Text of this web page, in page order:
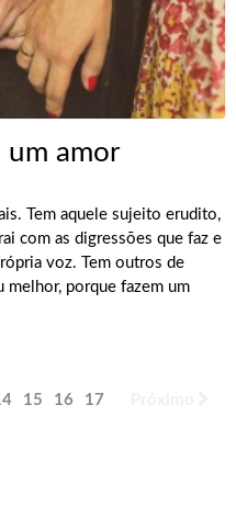
um amor
Tem aquele sujeito erudito,
com as digressões que faz e
voz. Tem outros de
melhor, porque fazem um
15 16 17